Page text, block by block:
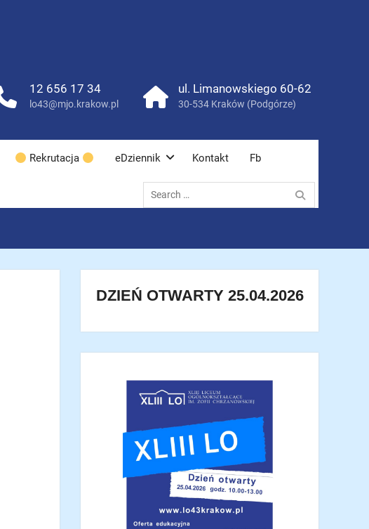
12 656 17 34
lo43@mjo.krakow.pl
ul. Limanowskiego 60-62
30-534 Kraków (Podgórze)
Rekrutacja eDziennik Kontakt Fb
Search
for:
DZIEŃ OTWARTY 25.04.2026